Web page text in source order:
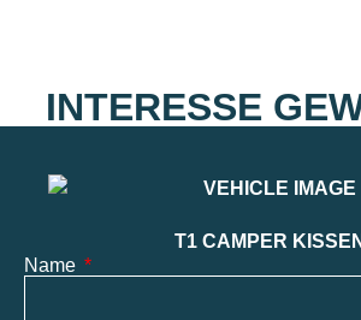
INTERESSE
Name
T1 CAMPER KISSEN